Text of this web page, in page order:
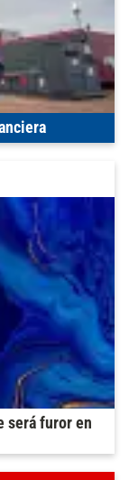
será furor en